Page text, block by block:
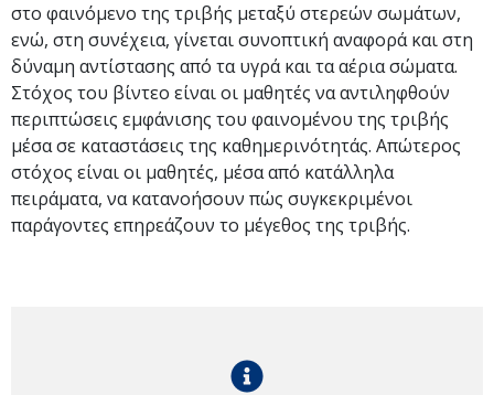
στο φαινόμενο της τριβής μεταξύ στερεών σωμάτων,
ενώ, στη συνέχεια, γίνεται συνοπτική αναφορά και στη
δύναμη αντίστασης από τα υγρά και τα αέρια σώματα.
Στόχος του βίντεο είναι οι μαθητές να αντιληφθούν
περιπτώσεις εμφάνισης του φαινομένου της τριβής
μέσα σε καταστάσεις της καθημερινότητάς. Απώτερος
στόχος είναι οι μαθητές, μέσα από κατάλληλα
πειράματα, να κατανοήσουν πώς συγκεκριμένοι
παράγοντες επηρεάζουν το μέγεθος της τριβής.